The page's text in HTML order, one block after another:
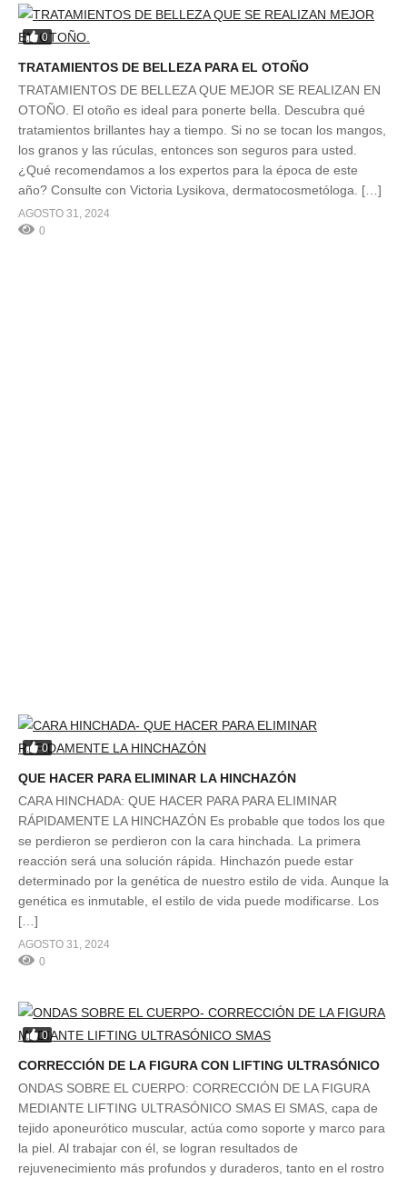
0
TRATAMIENTOS DE BELLEZA PARA EL OTOÑO
TRATAMIENTOS DE BELLEZA QUE MEJOR SE REALIZAN EN
OTOÑO. El otoño es ideal para ponerte bella. Descubra qué
tratamientos brillantes hay a tiempo. Si no se tocan los mangos,
los granos y las rúculas, entonces son seguros para usted.
¿Qué recomendamos a los expertos para la época de este
año? Consulte con Victoria Lysikova, dermatocosmetóloga. […]
AGOSTO 31, 2024
0
0
QUE HACER PARA ELIMINAR LA HINCHAZÓN
CARA HINCHADA: QUE HACER PARA PARA ELIMINAR
RÁPIDAMENTE LA HINCHAZÓN Es probable que todos los que
se perdieron se perdieron con la cara hinchada. La primera
reacción será una solución rápida. Hinchazón puede estar
determinado por la genética de nuestro estilo de vida. Aunque la
genética es inmutable, el estilo de vida puede modificarse. Los
[…]
AGOSTO 31, 2024
0
0
CORRECCIÓN DE LA FIGURA CON LIFTING ULTRASÓNICO
ONDAS SOBRE EL CUERPO: CORRECCIÓN DE LA FIGURA
MEDIANTE LIFTING ULTRASÓNICO SMAS El SMAS, capa de
tejido aponeurótico muscular, actúa como soporte y marco para
la piel. Al trabajar con él, se logran resultados de
rejuvenecimiento más profundos y duraderos, tanto en el rostro